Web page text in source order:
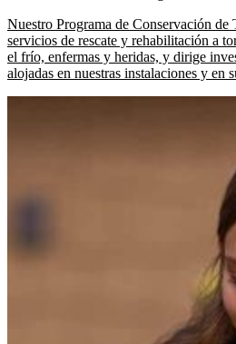
Nuestro Programa de Conservación de
servicios de rescate y rehabilitación a
el frío, enfermas y heridas, y dirige
alojadas en nuestras instalaciones y en